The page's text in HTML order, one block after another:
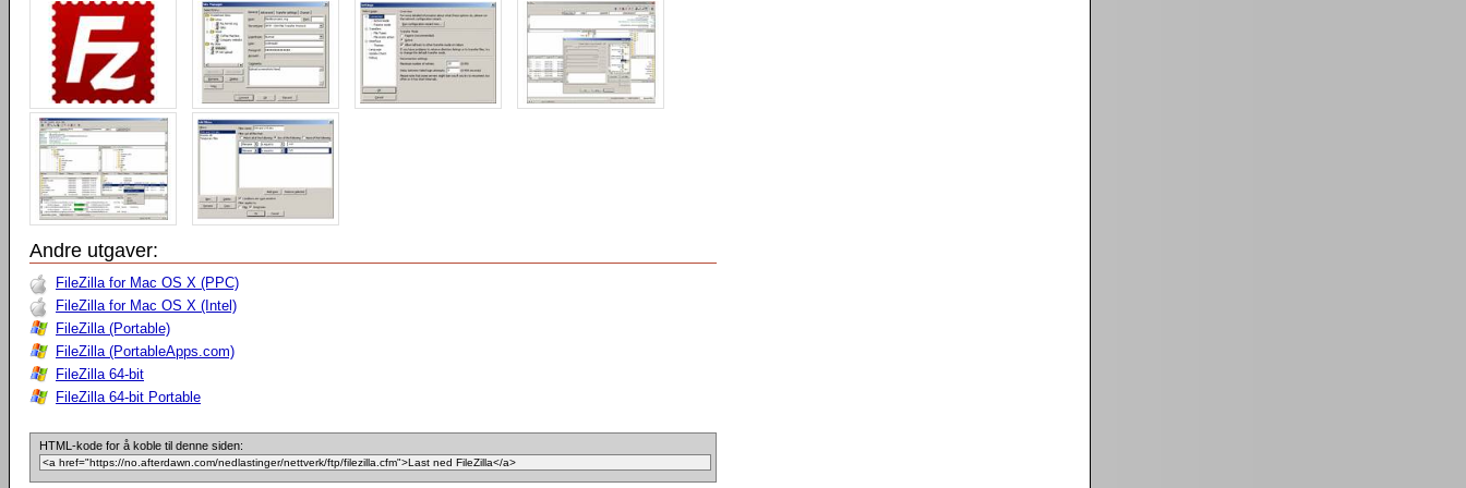
Andre utgaver:
FileZilla for Mac OS X (PPC)
FileZilla for Mac OS X (Intel)
FileZilla (Portable)
FileZilla (PortableApps.com)
FileZilla 64-bit
FileZilla 64-bit Portable
HTML-kode for å koble til denne siden: